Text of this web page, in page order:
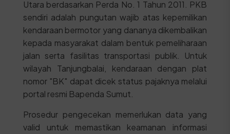
Utara berdasarkan Perda No. 1 Tahun 2011. PKB
sendiri adalah pungutan wajib atas kepemilikan
kendaraan bermotor yang dananya dikembalikan
kepada masyarakat dalam bentuk pemeliharaan
jalan serta fasilitas transportasi publik. Untuk
wilayah Tanjungbalai, kendaraan dengan plat
nomor "BK" dapat dicek status pajaknya melalui
portal resmi Bapenda Sumut.
Prosedur pengecekan memerlukan data yang
valid untuk memastikan keamanan informasi